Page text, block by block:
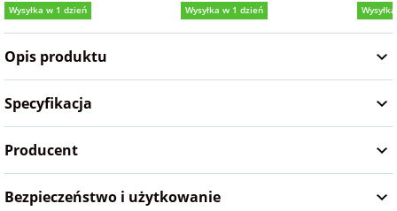
na Dzień Babci i
Dziadka
na Wielkanoc
Wysyłka w 1 dzień Wysyłka w 1 dzień
Opis produktu
Specyfikacja
Producent
Bezpieczeństwo i użytkowanie